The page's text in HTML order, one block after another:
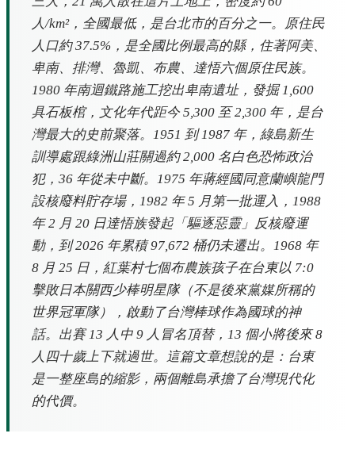
人/km²，全國最低，是台北市的百分之一。原住民
人口約 37.5%，是全國比例最高的縣，住著阿美、
卑南、排灣、魯凱、布農、達悟六個原住民族。
1980 年南迴鐵路施工挖出卑南遺址，發掘 1,600
具石板棺，文化年代距今 5,300 至 2,300 年，是台
灣最大的史前聚落。1951 到 1987 年，綠島新生
訓導處跟綠洲山莊關過約 2,000 名白色恐怖政治
犯，36 年從未中斷。1975 年蔣經國同意蘭嶼龍門
設核廢料貯存場，1982 年 5 月第一批運入，1988
年 2 月 20 日達悟族發起「驅逐惡靈」反核廢運
動，到 2026 年累積 97,672 桶仍未遷出。1968 年
8 月 25 日，紅葉村七個布農族孩子在台東以 7:0
擊敗日本關西少棒明星隊（不是後來黨媒所稱的
世界冠軍隊），啟動了台灣棒球作為國球的神
話。出賽 13 人中 9 人冒名頂替，13 個小將後來 8
人四十歲上下就過世。這篇文章想說的是：台東
是一整座島的縮影，兩個離島承擔了台灣現代化
的代價。